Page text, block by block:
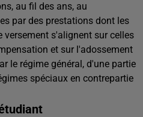
au fil des ans, au
par des prestations dont les
s'alignent sur celles
et sur l'adossement
le régime général, d'une partie
spéciaux en contrepartie